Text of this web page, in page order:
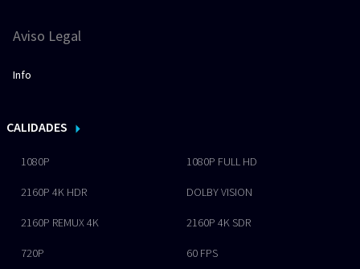
Aviso Legal
Info
CALIDADES
1080P 1080P FULL HD
2160P 4K HDR DOLBY VISION
2160P REMUX 4K 2160P 4K SDR
720P 60 FPS